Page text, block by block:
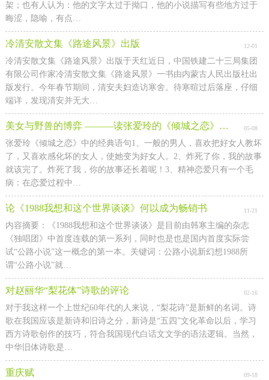
架；也有人认为：他的文字太过于拗口，他的小说描写有些地方过于
晦涩，隐喻，有点…
冷清安散文集《路途风景》出版 12-01
冷清安散文集《路途风景》出版于天红近日，中国铁建二十三局集团
有限公司作家冷清安散文集《路途风景》一书由内蒙古人民出版社出
版发行。今年春节期间，清安夫妇造访寒舍。待寒暄过后落座，仔细
端详，发现清安并无大…
美女与野兽的博弈 ―――读张爱玲的《倾城之恋》随感 05-08
张爱玲《倾城之恋》中的经典语句1、一般的男人，喜欢把好女人教坏
了，又喜欢感化坏的女人，使她变为好女人。2、炸死了你，我的故事
就该完了。炸死了我，你的故事还长着呢！3、精神恋爱只有一个毛
病：在恋爱过程中…
论《1988我想和这个世界谈谈》何以成为畅销书 11-21
内容摘要：《1988我想和这个世界谈谈》是目前由韩寒主编的杂志
《独唱团》中首度连载的第一系列，同时也是也是国内首度实际尝
试“公路小说”这一概念的第一本。关键词：公路小说新幻想1988所
谓“公路小说”就…
对赵丽华“梨花体”诗歌的评论 02-16
对于我这样一个上世纪60年代的人来说，“梨花诗”是新鲜的名词。诗
歌在我国应该是新诗和旧诗之分，新诗是“五四”文化革命以后，学习
西方诗歌创作的技巧，符合我国现代白话文文学的语法逻辑。当然，
中华旧体诗歌是…
重庆赋 09-18